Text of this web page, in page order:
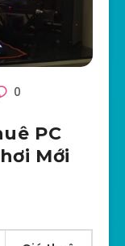
0
PC
Mới